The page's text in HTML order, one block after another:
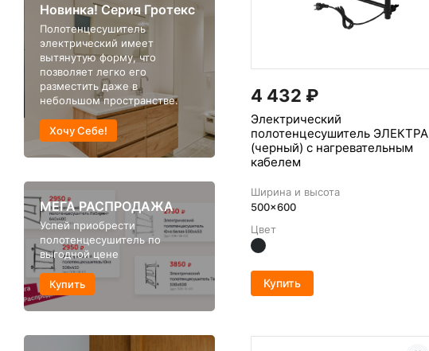
Новинка! Серия Гротекс
Полотенцесушитель
электрический имеет
вытянутую форму, что
позволяет легко его
разместить даже в
небольшом пространстве.
Хочу Себе!
МЕГА РАСПРОДАЖА
Успей приобрести
полотенцесушитель по
выгодной цене
Купить
4 432 ₽
Электрический
полотенцесушитель ЭЛЕКТРА
(черный) с нагревательным
кабелем
Ширина и высота
500x600
Цвет
Купить